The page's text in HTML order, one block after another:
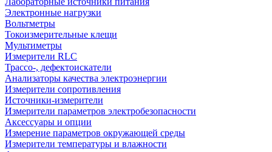
Электронные нагрузки
Вольтметры
Токоизмерительные клещи
Мультиметры
Измерители RLC
Трассо-, дефектоискатели
Анализаторы качества электроэнергии
Измерители сопротивления
Источники-измерители
Измерители параметров электробезопасности
Аксессуары и опции
Измерение параметров окружающей среды
Измерители температуры и влажности